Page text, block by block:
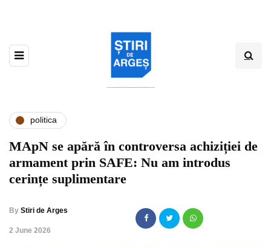
politica
MApN se apără în controversa achiziției de
armament prin SAFE: Nu am introdus
cerințe suplimentare
By Stiri de Arges
,2 June 2026